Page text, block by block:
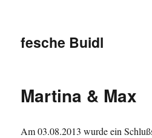
fesche Buidl
Martina & Max
Am 03.08.2013 wurde ein